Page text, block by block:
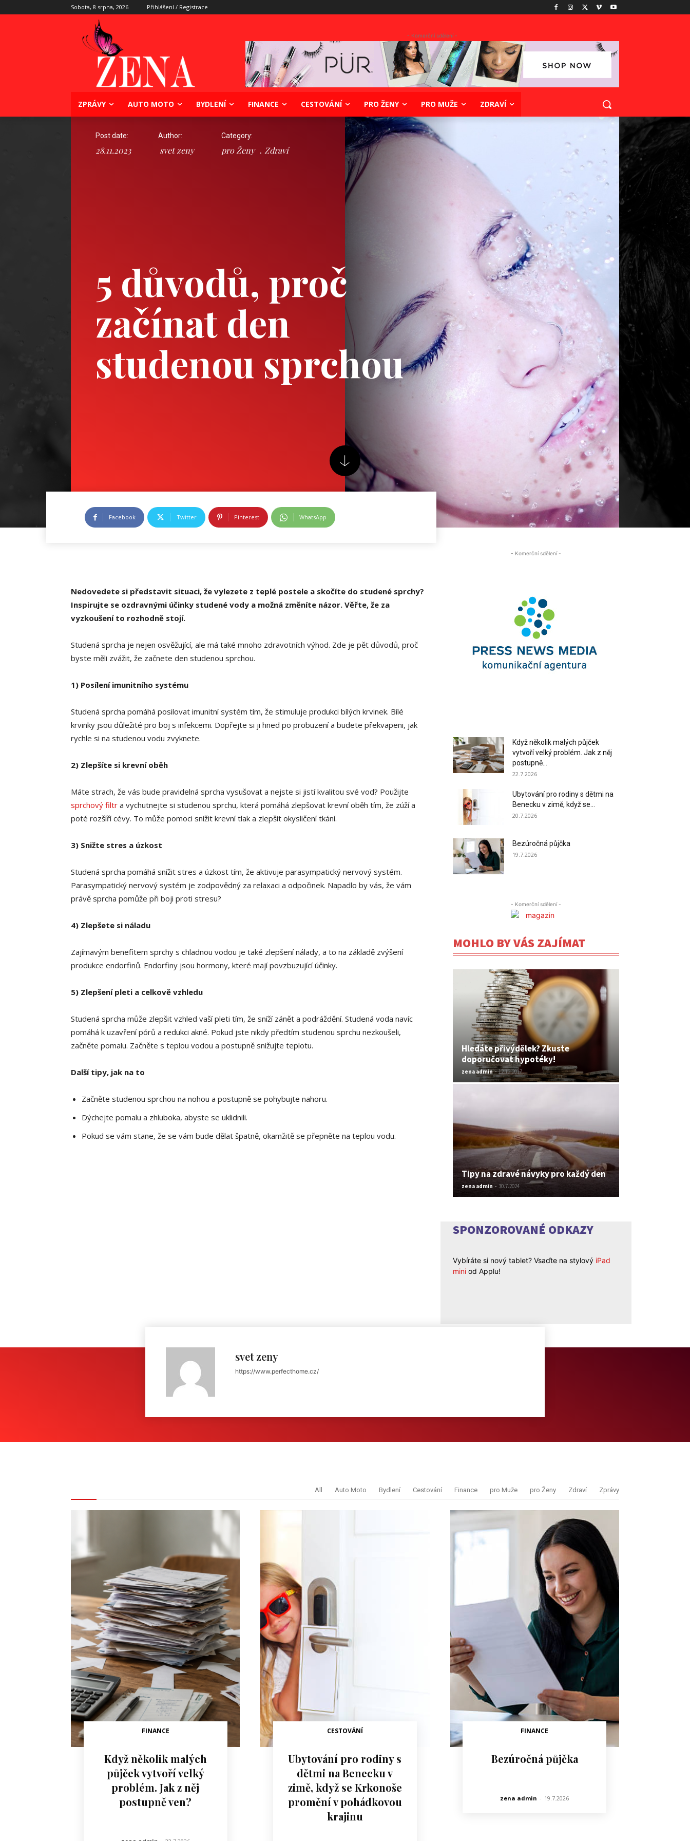
Sobota, 8 srpna, 2026 Přihlášení / Registrace
- Komerční sdělení -
ZPRÁVY AUTO MOTO BYDLENÍ FINANCE CESTOVÁNÍ PRO ŽENY PRO MUŽE ZDRAVÍ
5 důvodů, proč
začínat den
studenou sprchou
Post date:
28.11.2023
Author:
svet zeny
Category:
pro Ženy Zdraví
Facebook Twitter Pinterest WhatsApp
Nedovedete si představit situaci, že vylezete z teplé postele a skočíte do studené sprchy?
Inspirujte se ozdravnými účinky studené vody a možná změníte názor. Věřte, že za
vyzkoušení to rozhodně stojí.
Studená sprcha je nejen osvěžující, ale má také mnoho zdravotních výhod. Zde je pět důvodů, proč
byste měli zvážit, že začnete den studenou sprchou.
1) Posílení imunitního systému
Studená sprcha pomáhá posilovat imunitní systém tím, že stimuluje produkci bílých krvinek. Bílé
krvinky jsou důležité pro boj s infekcemi. Dopřejte si ji hned po probuzení a budete překvapeni, jak
rychle si na studenou vodu zvyknete.
2) Zlepšíte si krevní oběh
Máte strach, že vás bude pravidelná sprcha vysušovat a nejste si jistí kvalitou své vod? Použijte
sprchový filtr a vychutnejte si studenou sprchu, která pomáhá zlepšovat krevní oběh tím, že zúží a
poté rozšíří cévy. To může pomoci snížit krevní tlak a zlepšit okysličení tkání.
3) Snižte stres a úzkost
Studená sprcha pomáhá snížit stres a úzkost tím, že aktivuje parasympatický nervový systém.
Parasympatický nervový systém je zodpovědný za relaxaci a odpočinek. Napadlo by vás, že vám
právě sprcha pomůže při boji proti stresu?
4) Zlepšete si náladu
Zajímavým benefitem sprchy s chladnou vodou je také zlepšení nálady, a to na základě zvýšení
produkce endorfinů. Endorfiny jsou hormony, které mají povzbuzující účinky.
5) Zlepšení pleti a celkově vzhledu
Studená sprcha může zlepšit vzhled vaší pleti tím, že sníží zánět a podráždění. Studená voda navíc
pomáhá k uzavření pórů a redukci akné. Pokud jste nikdy předtím studenou sprchu nezkoušeli,
začněte pomalu. Začněte s teplou vodou a postupně snižujte teplotu.
Další tipy, jak na to
Začněte studenou sprchou na nohou a postupně se pohybujte nahoru.
Dýchejte pomalu a zhluboka, abyste se uklidnili.
Pokud se vám stane, že se vám bude dělat špatně, okamžitě se přepněte na teplou vodu.
- Komerční sdělení -
Když několik malých půjček
vytvoří velký problém. Jak z něj
postupně...
22.7.2026
Ubytování pro rodiny s dětmi na
Benecku v zimě, když se...
20.7.2026
Bezúročná půjčka
19.7.2026
- Komerční sdělení -
MOHLO BY VÁS ZAJÍMAT
Hledáte přivýdělek? Zkuste
doporučovat hypotéky!
zena admin - 12.12.2017
Tipy na zdravé návyky pro každý den
zena admin - 30.7.2024
SPONZOROVANÉ ODKAZY
Vybíráte si nový tablet? Vsaďte na stylový iPad
mini od Applu!
svet zeny
https://www.perfecthome.cz/
All Auto Moto Bydlení Cestování Finance pro Muže pro Ženy Zdraví Zprávy
FINANCE
Když několik malých
půjček vytvoří velký
problém. Jak z něj
postupně ven?
CESTOVÁNÍ
Ubytování pro rodiny s
dětmi na Benecku v
zimě, když se Krkonoše
promění v pohádkovou
krajinu
FINANCE
Bezúročná půjčka
zena admin - 19.7.2026